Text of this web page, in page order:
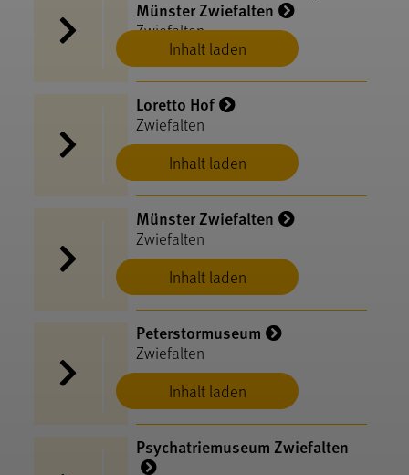
Inhalt laden
Münster Zwiefalten
Zwiefalten
Inhalt laden
Loretto Hof
Zwiefalten
Inhalt laden
Münster Zwiefalten
Zwiefalten
Inhalt laden
Peterstormuseum
Zwiefalten
Psychatriemuseum Zwiefalten